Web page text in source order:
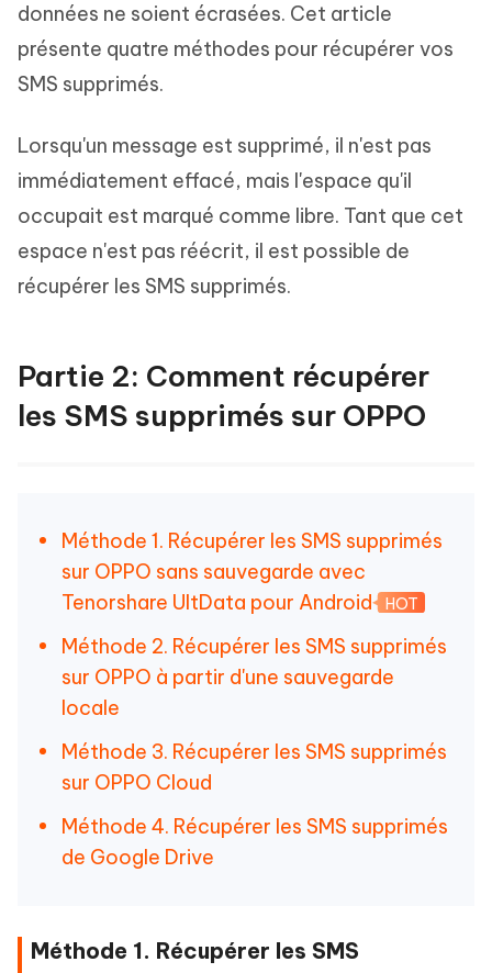
données ne soient écrasées. Cet article
présente quatre méthodes pour récupérer vos
SMS supprimés.
Lorsqu'un message est supprimé, il n'est pas
immédiatement effacé, mais l'espace qu'il
occupait est marqué comme libre. Tant que cet
espace n'est pas réécrit, il est possible de
récupérer les SMS supprimés.
Partie 2: Comment récupérer
les SMS supprimés sur OPPO
Méthode 1. Récupérer les SMS supprimés
sur OPPO sans sauvegarde avec
Tenorshare UltData pour Android
HOT
Méthode 2. Récupérer les SMS supprimés
sur OPPO à partir d'une sauvegarde
locale
Méthode 3. Récupérer les SMS supprimés
sur OPPO Cloud
Méthode 4. Récupérer les SMS supprimés
de Google Drive
Méthode 1. Récupérer les SMS